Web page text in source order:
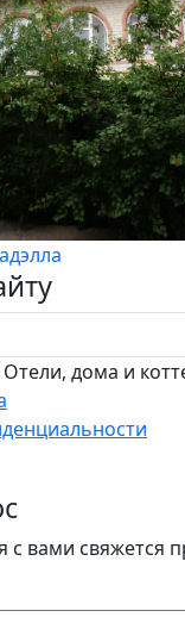
дома и
вами свяжется